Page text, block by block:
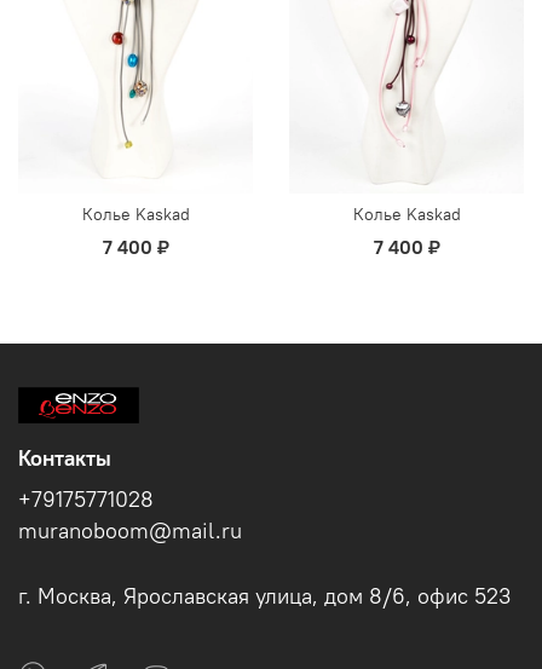
Колье Kaskad
7 400 ₽
Колье Kaskad
7 400 ₽
Контакты
+79175771028
muranoboom@mail.ru
г. Москва, Ярославская улица, дом 8/6, офис 523